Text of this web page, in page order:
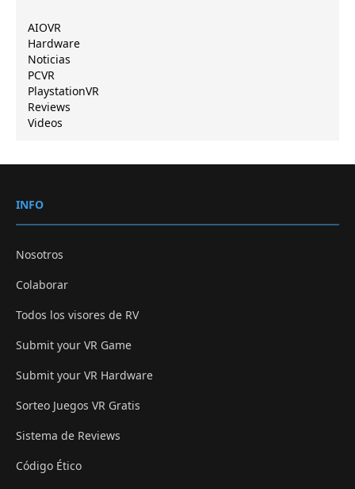
AIOVR
Hardware
Noticias
PCVR
PlaystationVR
Reviews
Videos
INFO
Nosotros
Colaborar
Todos los visores de RV
Submit your VR Game
Submit your VR Hardware
Sorteo Juegos VR Gratis
Sistema de Reviews
Código Ético